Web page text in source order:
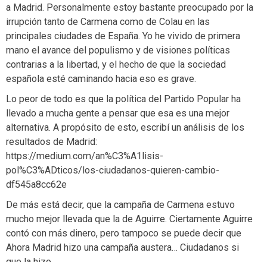
a Madrid. Personalmente estoy bastante preocupado por la
irrupción tanto de Carmena como de Colau en las
principales ciudades de España. Yo he vivido de primera
mano el avance del populismo y de visiones políticas
contrarias a la libertad, y el hecho de que la sociedad
española esté caminando hacia eso es grave.
Lo peor de todo es que la política del Partido Popular ha
llevado a mucha gente a pensar que esa es una mejor
alternativa. A propósito de esto, escribí un análisis de los
resultados de Madrid:
https://medium.com/an%C3%A1lisis-
pol%C3%ADticos/los-ciudadanos-quieren-cambio-
df545a8cc62e
De más está decir, que la campaña de Carmena estuvo
mucho mejor llevada que la de Aguirre. Ciertamente Aguirre
contó con más dinero, pero tampoco se puede decir que
Ahora Madrid hizo una campaña austera… Ciudadanos si